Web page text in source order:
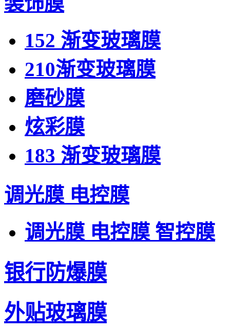
152 渐变玻璃膜
210渐变玻璃膜
磨砂膜
炫彩膜
183 渐变玻璃膜
调光膜 电控膜
调光膜 电控膜 智控膜
银行防爆膜
外贴玻璃膜